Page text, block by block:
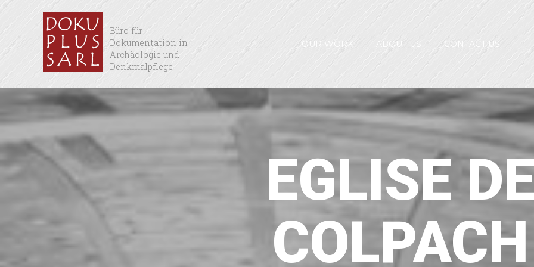
Büro für
Dokumentation in
Archäologie und
Denkmalpflege
OUR WORK ABOUT US CONTACT US
EGLISE
COLPACH